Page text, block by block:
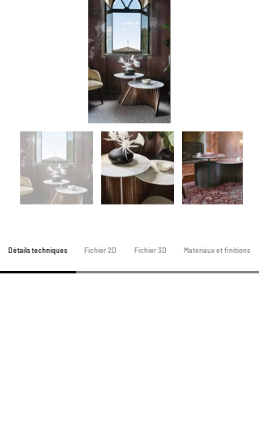
Détails techniques Fichier 2D Fichier 3D Matériaux et finitions